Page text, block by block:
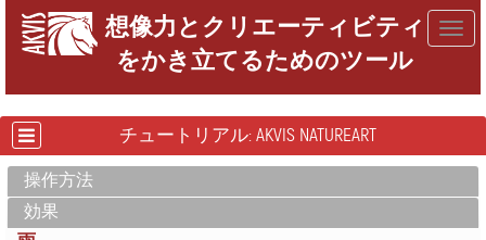
想像力とクリエーティビティ
をかき立てるためのツール
チュートリアル: AKVIS NATUREART
操作方法
効果